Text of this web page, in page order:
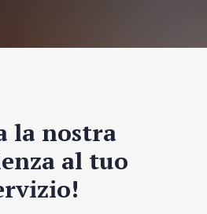
la nostra
al tuo